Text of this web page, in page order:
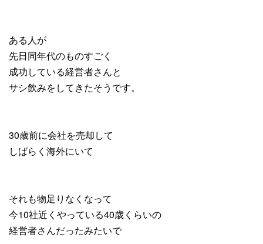
ある人が
先日同年代のものすごく
成功している経営者さんと
サシ飲みをしてきたそうです。
30歳前に会社を売却して
しばらく海外にいて
それも物足りなくなって
今10社近くやっている40歳くらいの
経営者さんだったみたいで